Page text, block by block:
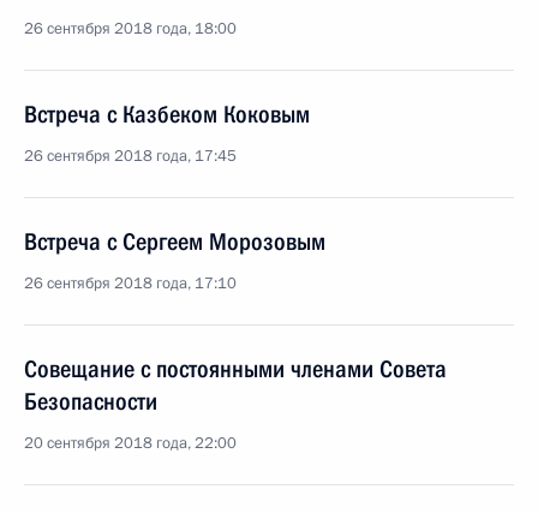
26 сентября 2018 года, 18:00
Встреча с Казбеком Коковым
26 сентября 2018 года, 17:45
Встреча с Сергеем Морозовым
26 сентября 2018 года, 17:10
Совещание с постоянными членами Совета
Безопасности
20 сентября 2018 года, 22:00